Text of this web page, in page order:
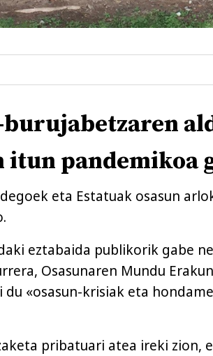
burujabetzaren
itun pandemikoa
eta Estatuak osasun
eztabaida publikorik gabe
Osasunaren Mundu
du «osasun-krisiak eta
pribatuari atea ireki zion,